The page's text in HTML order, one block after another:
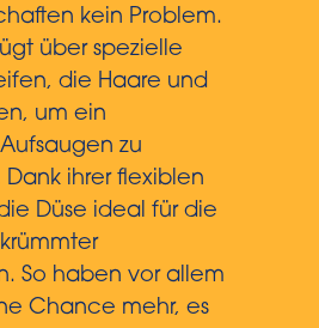
kein Problem.
über spezielle
die Haare und
um ein
zu
ihrer flexiblen
Düse ideal für die
So haben vor allem
Chance mehr, es